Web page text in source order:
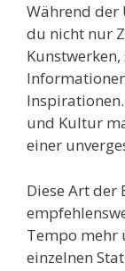
Während der
du nicht nur
und Kultur
einer
Diese Art der
Tempo mehr
einzelnen